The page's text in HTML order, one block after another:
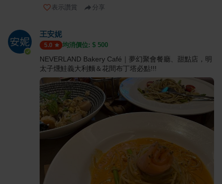
表示讚賞 分享
王安妮
5.0 均消價位: $ 500
NEVERLAND Bakery Café｜夢幻聚會餐廳、甜點店，明
太子燻鮭義大利麵＆花間布丁塔必點!!!